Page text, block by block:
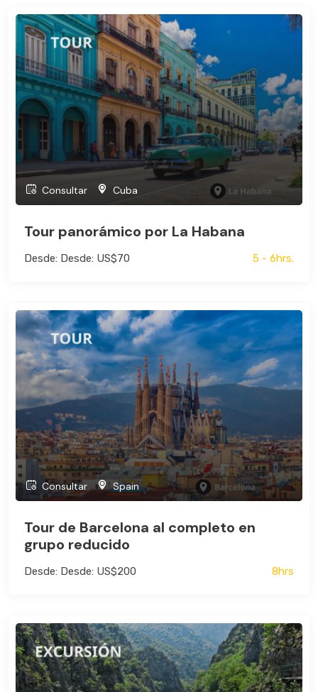
Consultar Cuba
Tour panorámico por La Habana
Desde: Desde: US$70 5 - 6hrs.
Consultar Spain
Tour de Barcelona al completo en
grupo reducido
Desde: Desde: US$200 8hrs